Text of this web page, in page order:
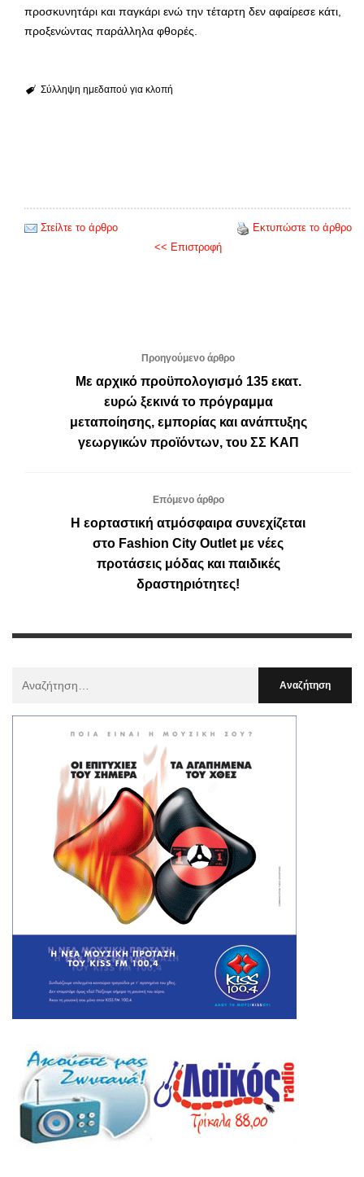
προσκυνητάρι και παγκάρι ενώ την τέταρτη δεν αφαίρεσε κάτι,
προξενώντας παράλληλα φθορές.
Σύλληψη ημεδαπού για κλοπή
Στείλτε το άρθρο
Εκτυπώστε το άρθρο
<< Επιστροφή
Προηγούμενο άρθρο
Με αρχικό προϋπολογισμό 135 εκατ.
ευρώ ξεκινά το πρόγραμμα
μεταποίησης, εμπορίας και ανάπτυξης
γεωργικών προϊόντων, του ΣΣ ΚΑΠ
Επόμενο άρθρο
Η εορταστική ατμόσφαιρα συνεχίζεται
στο Fashion City Outlet με νέες
προτάσεις μόδας και παιδικές
δραστηριότητες!
: